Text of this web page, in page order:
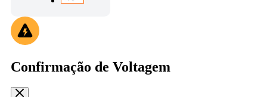
Confirmação de Voltagem